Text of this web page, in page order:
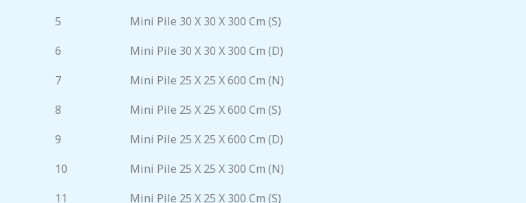
5
Mini Pile 30 X 30 X 300 Cm (S)
6
Mini Pile 30 X 30 X 300 Cm (D)
7
Mini Pile 25 X 25 X 600 Cm (N)
8
Mini Pile 25 X 25 X 600 Cm (S)
9
Mini Pile 25 X 25 X 600 Cm (D)
10
Mini Pile 25 X 25 X 300 Cm (N)
11
Mini Pile 25 X 25 X 300 Cm (S)